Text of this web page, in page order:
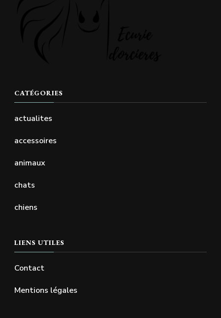
CATÉGORIES
actualites
accessoires
animaux
chats
chiens
LIENS UTILES
Contact
Mentions légales